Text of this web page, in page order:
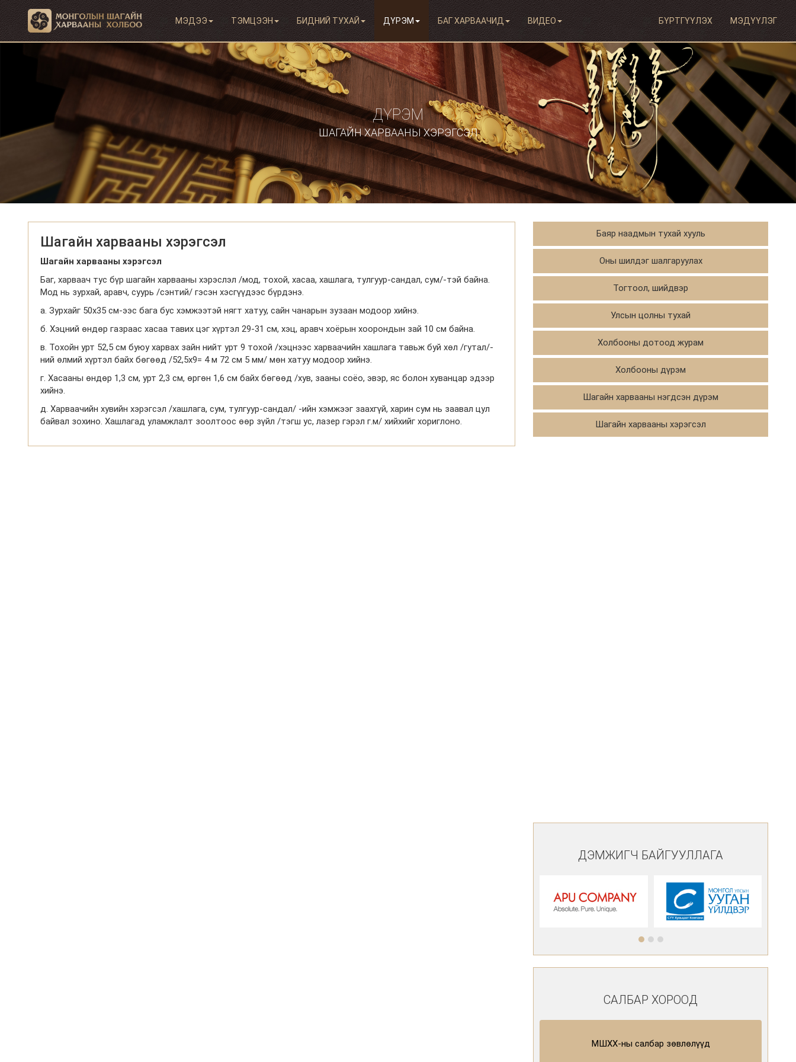
МЭДЭЭ ТЭМЦЭЭН БИДНИЙ ТУХАЙ ДҮРЭМ БАГ ХАРВААЧИД ВИДЕО БҮРТГҮҮЛЭХ МЭДҮҮЛЭГ
ДҮРЭМ
ШАГАЙН ХАРВААНЫ ХЭРЭГСЭЛ
Шагайн харвааны хэрэгсэл
Шагайн харвааны хэрэгсэл
Баг, харваач тус бүр шагайн харвааны хэрэслэл /мод, тохой, хасаа, хашлага, тулгуур-сандал, сум/-тэй байна.
Мод нь зурхай, аравч, суурь /сэнтий/ гэсэн хэсгүүдээс бүрдэнэ.
а. Зурхайг 50х35 см-ээс бага бус хэмжээтэй нягт хатуу, сайн чанарын зузаан модоор хийнэ.
б. Хэцний өндөр газраас хасаа тавих цэг хүртэл 29-31 см, хэц, аравч хоёрын хоорондын зай 10 см байна.
в. Тохойн урт 52,5 см буюу харвах зайн нийт урт 9 тохой /хэцнээс харваачийн хашлага тавьж буй хөл /гутал/-
ний өлмий хүртэл байх бөгөөд /52,5х9= 4 м 72 см 5 мм/ мөн хатуу модоор хийнэ.
г. Хасааны өндөр 1,3 см, урт 2,3 см, өргөн 1,6 см байх бөгөөд /хув, зааны соёо, эвэр, яс болон хуванцар эдээр
хийнэ.
д. Харваачийн хувийн хэрэгсэл /хашлага, сум, тулгуур-сандал/ -ийн хэмжээг заахгүй, харин сум нь заавал цул
байвал зохино. Хашлагад уламжлалт зоолтоос өөр зүйл /тэгш ус, лазер гэрэл г.м/ хийхийг хориглоно.
Баяр наадмын тухай хууль
Оны шилдэг шалгаруулах
Тогтоол, шийдвэр
Улсын цолны тухай
Холбооны дотоод журам
Холбооны дүрэм
Шагайн харвааны нэгдсэн дүрэм
Шагайн харвааны хэрэгсэл
ДЭМЖИГЧ БАЙГУУЛЛАГА
САЛБАР ХОРООД
МШХХ-ны салбар зөвлөлүүд